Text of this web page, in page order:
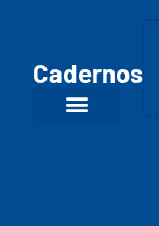
Cadernos